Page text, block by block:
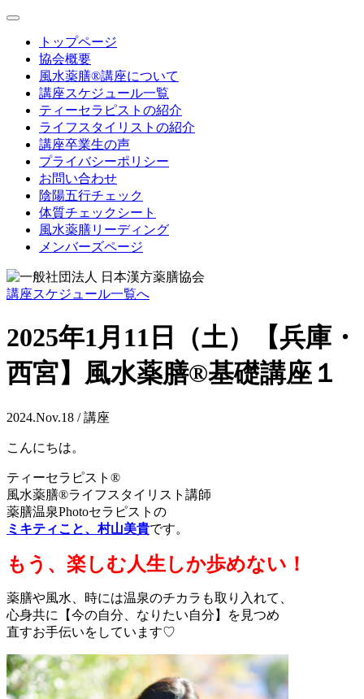
toggle
navigationトップページ
協会概要
風水薬膳®講座について
講座スケジュール一覧
ティーセラピストの紹介
ライフスタイリストの紹介
講座卒業生の声
プライバシーポリシー
お問い合わせ
陰陽五行チェック
体質チェックシート
風水薬膳リーディング
メンバーズページ
講座スケジュール一覧へ
2025年1月11日（土）【兵庫・
西宮】風水薬膳®︎基礎講座１
2024.Nov.18 / 講座
こんにちは。
ティーセラピスト®
風水薬膳®ライフスタイリスト講師
薬膳温泉Photoセラピストの
ミキティこと、村山美貴です。
もう、楽しむ人生しか歩めない！
薬膳や風水、時には温泉のチカラも取り入れて、
心身共に【今の自分、なりたい自分】を見つめ
直すお手伝いをしています♡